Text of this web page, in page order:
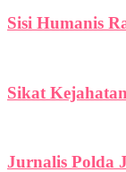
Sisi Humanis
Sikat
Jurnalis Polda